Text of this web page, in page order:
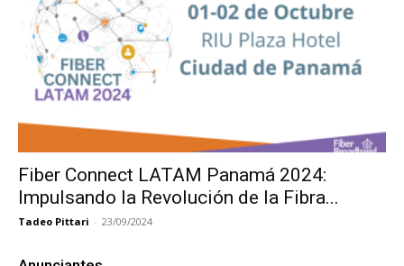
Fiber Connect LATAM Panamá 2024:
Impulsando la Revolución de la Fibra...
Tadeo Pittari - 23/09/2024